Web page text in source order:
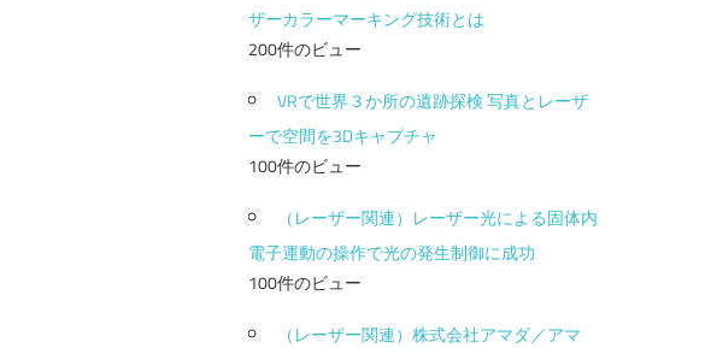
ザーカラーマーキング技術とは
200件のビュー
VRで世界３か所の遺跡探検 写真とレーザ
ーで空間を3Dキャプチャ
100件のビュー
（レーザー関連）レーザー光による固体内
電子運動の操作で光の発生制御に成功
100件のビュー
（レーザー関連）株式会社アマダ／アマ